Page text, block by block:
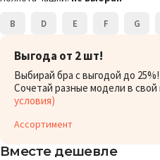
B D E F G
Выгода от 2 шт!
Выбирай бра с выгодой до 25%!
Сочетай разные модели в
условия)
Ассортимент
Вместе дешевле